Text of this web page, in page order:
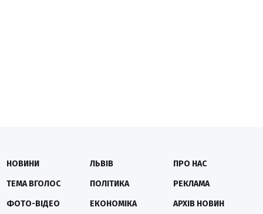
НОВИНИ
ТЕМА ВГОЛОС
ФОТО-ВІДЕО
ЛЬВІВ
ПОЛІТИКА
ЕКОНОМІКА
ПРО НАС
РЕКЛАМА
АРХІВ НОВИН